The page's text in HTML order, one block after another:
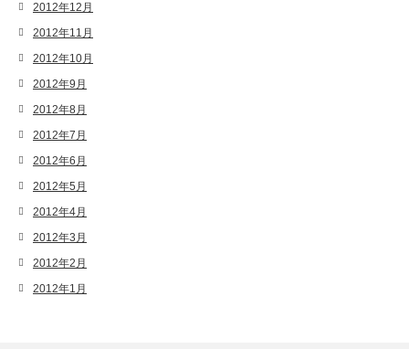
2012年12月
2012年11月
2012年10月
2012年9月
2012年8月
2012年7月
2012年6月
2012年5月
2012年4月
2012年3月
2012年2月
2012年1月